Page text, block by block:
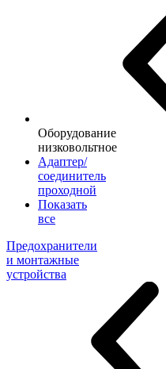
Оборудование
низковольтное
Адаптер/
соединитель
проходной
Показать
все
Предохранители
и монтажные
устройства